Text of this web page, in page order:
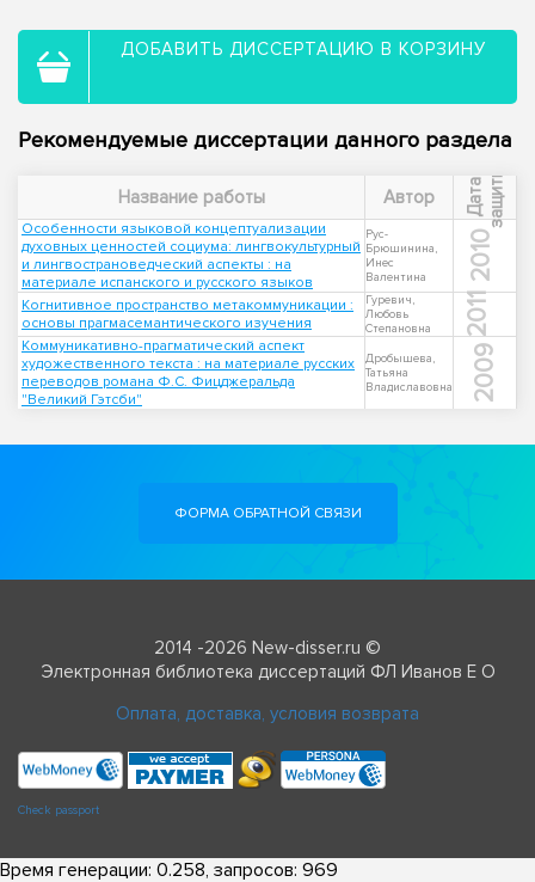
ДОБАВИТЬ ДИССЕРТАЦИЮ В КОРЗИНУ
Рекомендуемые диссертации данного раздела
Название работы Автор Д
а
т
а
з
а
щ
и
т ы
Особенности языковой концептуализации
духовных ценностей социума: лингвокультурный
и лингвострановедческий аспекты : на
материале испанского и русского языков
Рус-
Брюшинина,
Инес
Валентина
2010
Когнитивное пространство метакоммуникации :
основы прагмасемантического изучения
Гуревич,
Любовь
Степановна
2011
Коммуникативно-прагматический аспект
художественного текста : на материале русских
переводов романа Ф.С. Фицджеральда
"Великий Гэтсби"
Дробышева,
Татьяна
Владиславовна
2009
ФОРМА ОБРАТНОЙ СВЯЗИ
2014 -2026 New-disser.ru ©
Электронная библиотека диссертаций ФЛ Иванов Е О
Оплата, доставка, условия возврата
Check passport
Время генерации: 0.258, запросов: 969